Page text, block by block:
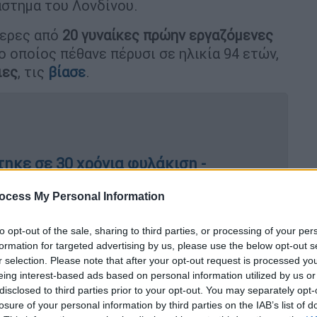
My Personal Information
opt-out of the sale, sharing to third parties, or processing of your
for targeted advertising by us, please use the below opt-out
selection. Please note that after your opt-out request is processed
interest-based ads based on personal information utilized by us
to third parties prior to your opt-out. You may separately
of your personal information by third parties on the IAB’s list of
του Λονδίνου.
από 20 γυναίκες πρώην εργαζόμενες
οποίος πέθανε πέρυσι σε ηλικία 94 ετών,
, τις βίασε.
σε 30 χρόνια φυλάκιση -
Predator at Harrods» συγκέντρωσε
του Φαγέντ, τα Harrods όχι
στη συγκάλυψη των ισχυρισμών για